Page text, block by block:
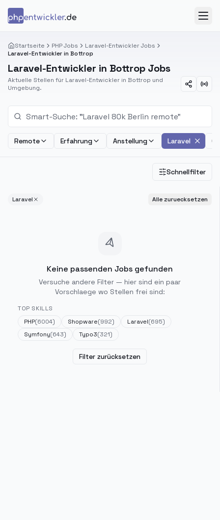
phpentwickler.de
Startseite PHP Jobs
Laravel-Entwickler Jobs
Laravel-Entwickler in Bottrop
Laravel-Entwickler in Bottrop Jobs
Aktuelle Stellen für Laravel-Entwickler in Bottrop und
Umgebung.
Remote Erfahrung Anstellung Laravel
Schnellfilter
Laravel Alle zuruecksetzen
Keine passenden Jobs gefunden
Versuche andere Filter — hier sind ein paar
Vorschlaege wo Stellen frei sind:
TOP SKILLS
PHP(6004) Shopware(992) Laravel(695)
Symfony(643) Typo3(321)
Filter zurücksetzen